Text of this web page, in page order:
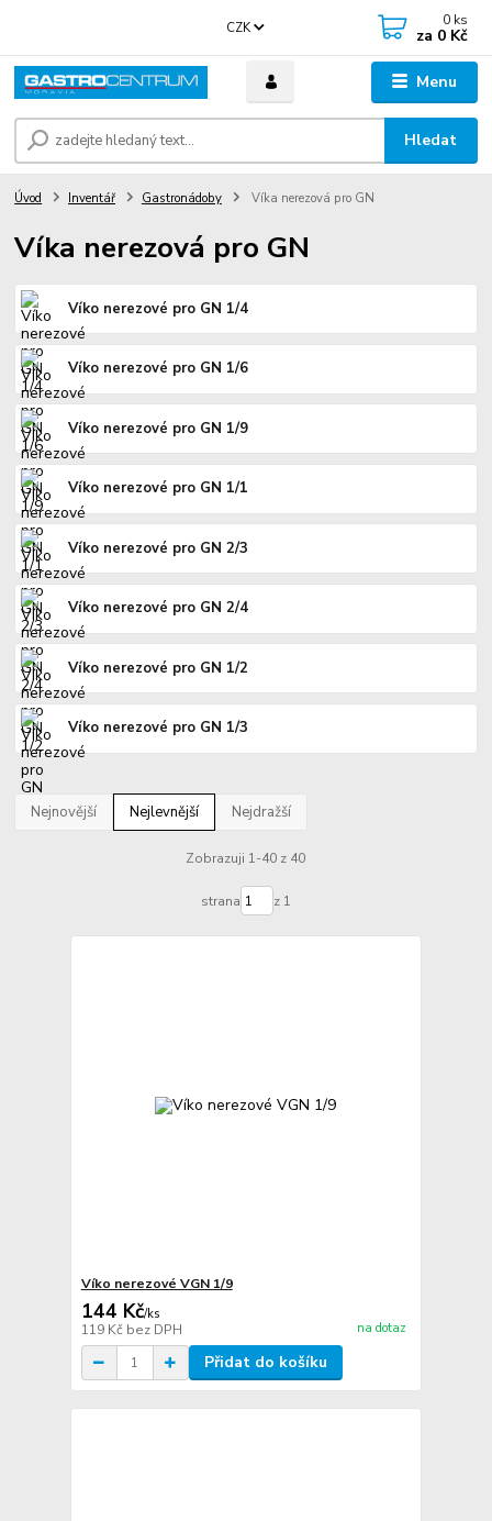
Menu
CZK
Hledat
0 ks
za 0 Kč
Úvod Inventář Gastronádoby Víka nerezová pro GN
Víka nerezová pro GN
Víko nerezové pro GN 1/4
Víko nerezové pro GN 1/6
Víko nerezové pro GN 1/9
Víko nerezové pro GN 1/1
Víko nerezové pro GN 2/3
Víko nerezové pro GN 2/4
Víko nerezové pro GN 1/2
Víko nerezové pro GN 1/3
Nejnovější Nejlevnější Nejdražší
Zobrazuji 1-40 z 40
strana z 1
Víko nerezové VGN 1/9
144 Kč/ks
119 Kč bez DPH na dotaz
Přidat do košíku